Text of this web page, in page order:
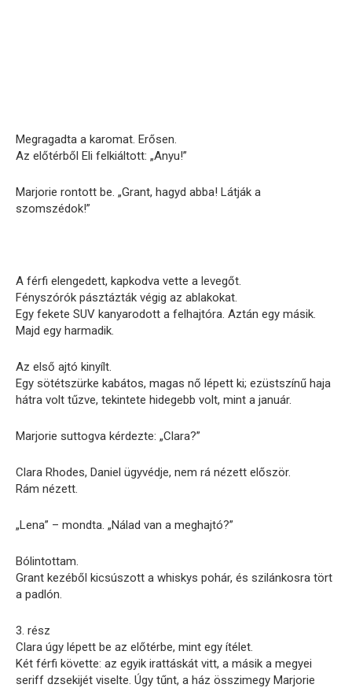
Megragadta a karomat. Erősen.
Az előtérből Eli felkiáltott: „Anyu!”
Marjorie rontott be. „Grant, hagyd abba! Látják a
szomszédok!”
A férfi elengedett, kapkodva vette a levegőt.
Fényszórók pásztázták végig az ablakokat.
Egy fekete SUV kanyarodott a felhajtóra. Aztán egy másik.
Majd egy harmadik.
Az első ajtó kinyílt.
Egy sötétszürke kabátos, magas nő lépett ki; ezüstszínű haja
hátra volt tűzve, tekintete hidegebb volt, mint a január.
Marjorie suttogva kérdezte: „Clara?”
Clara Rhodes, Daniel ügyvédje, nem rá nézett először.
Rám nézett.
„Lena” – mondta. „Nálad van a meghajtó?”
Bólintottam.
Grant kezéből kicsúszott a whiskys pohár, és szilánkosra tört
a padlón.
3. rész
Clara úgy lépett be az előtérbe, mint egy ítélet.
Két férfi követte: az egyik irattáskát vitt, a másik a megyei
seriff dzsekijét viselte. Úgy tűnt, a ház összimegy Marjorie